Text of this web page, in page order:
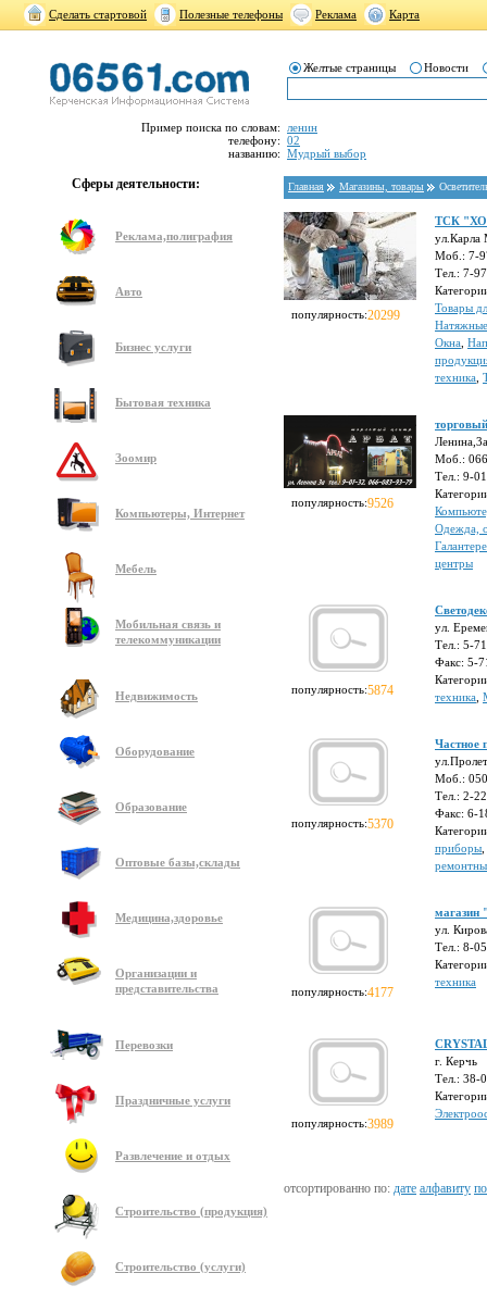
Сделать стартовой Полезные телефоны Реклама Карта
Желтые страницы Новости
Пример поиска по словам:
телефону:
названию:
ленин
02
Мудрый выбор
Сферы деятельности:
Реклама,полиграфия
Авто
Бизнес услуги
Бытовая техника
Зоомир
Компьютеры, Интернет
Мебель
Мобильная связь и
телекоммуникации
Недвижимость
Оборудование
Образование
Оптовые базы,склады
Медицина,здоровье
Организации и
представительства
Перевозки
Праздничные услуги
Развлечение и отдых
Строительство (продукция)
Строительство (услуги)
Главная Магазины, товары
популярность:20299
ТСК
ул.Карла
Моб.: 7-
Тел.: 7-
Товары
Окна
техника
популярность:9526
Ленина,3а
Моб.:
Тел.: 9-
Одежда,
центры
популярность:5874
ул.
Тел.: 5-
Факс: 5-
техника
популярность:5370
Частное
Моб.:
Тел.: 2-
Факс: 6-
приборы
популярность:4177
магазин
ул.
Тел.: 8-
техника
популярность:3989
г. Керчь
Тел.: 38-
отсортированно по: дате алфавиту